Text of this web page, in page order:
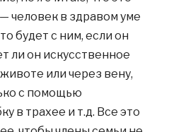
человек в здравом уме
будет с ним, если он
ли он искусственное
или через вену,
с помощью
в трахее и т.д. Все это